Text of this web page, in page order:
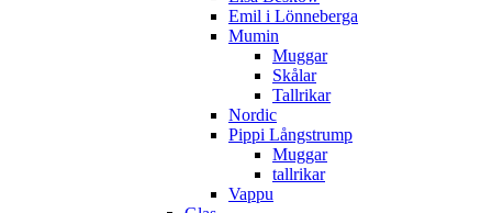
Emil i Lönneberga
Mumin
Muggar
Skålar
Tallrikar
Nordic
Pippi Långstrump
Muggar
tallrikar
Vappu